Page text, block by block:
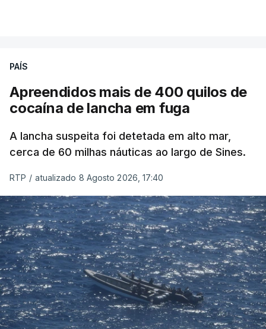
PAÍS
Apreendidos mais de 400 quilos de
cocaína de lancha em fuga
A lancha suspeita foi detetada em alto mar,
cerca de 60 milhas náuticas ao largo de Sines.
RTP / atualizado 8 Agosto 2026, 17:40